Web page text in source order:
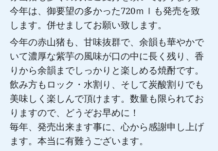
今年は、御要望の多かった720ｍｌも発売を致
します。併せましてお願い致します。
今年の赤山猪も、甘味抜群で、余韻も華やかで
いて濃厚な紫芋の風味が口の中に長く残り、香
りから余韻までしっかりと楽しめる焼酎です。
飲み方もロック・水割り、そして炭酸割りでも
美味しく楽しんで頂けます。数量も限られてお
りますので、どうぞお早めに！
毎年、発売出来ます事に、心から感謝申し上げ
ます。本当に有難うございます。